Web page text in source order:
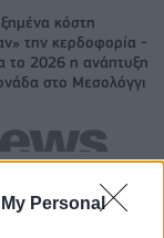
Personal
κόστη
την κερδοφορία -
το 2026 η ανάπτυξη
στο Μεσολόγγι
με οδηγό τις